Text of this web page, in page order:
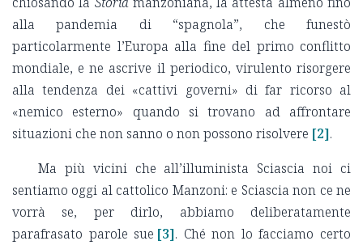
alla pandemia di “spagnola”, che funestò
particolarmente l’Europa alla fine del primo conflitto
mondiale, e ne ascrive il periodico, virulento risorgere
alla tendenza dei «cattivi governi» di far ricorso al
«nemico esterno» quando si trovano ad affrontare
situazioni che non sanno o non possono risolvere [2].
Ma più vicini che all’illuminista Sciascia noi ci
sentiamo oggi al cattolico Manzoni: e Sciascia non ce ne
vorrà se, per dirlo, abbiamo deliberatamente
parafrasato parole sue [3]. Ché non lo facciamo certo